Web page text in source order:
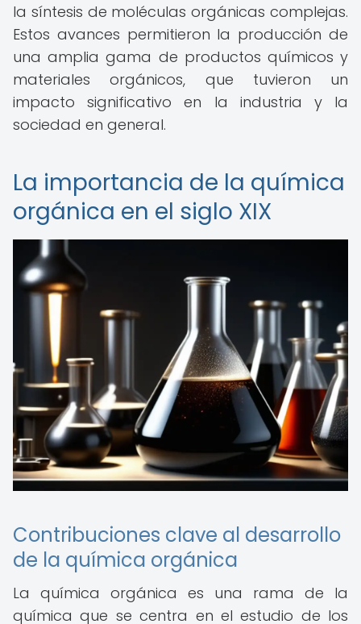
la síntesis de moléculas orgánicas complejas.
Estos avances permitieron la producción de
una amplia gama de productos químicos y
materiales orgánicos, que tuvieron un
impacto significativo en la industria y la
sociedad en general.
La importancia de la química
orgánica en el siglo XIX
Contribuciones clave al desarrollo
de la química orgánica
La química orgánica es una rama de la
química que se centra en el estudio de los